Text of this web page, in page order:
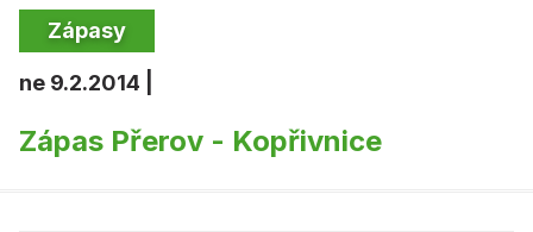
Zápasy
ne 9.2.2014 |
Zápas Přerov - Kopřivnice